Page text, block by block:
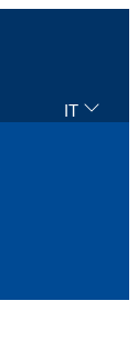
IT